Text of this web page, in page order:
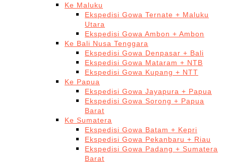
Ke Maluku
Ekspedisi Gowa Ternate + Maluku
Utara
Ekspedisi Gowa Ambon + Ambon
Ke Bali Nusa Tenggara
Ekspedisi Gowa Denpasar + Bali
Ekspedisi Gowa Mataram + NTB
Ekspedisi Gowa Kupang + NTT
Ke Papua
Ekspedisi Gowa Jayapura + Papua
Ekspedisi Gowa Sorong + Papua
Barat
Ke Sumatera
Ekspedisi Gowa Batam + Kepri
Ekspedisi Gowa Pekanbaru + Riau
Ekspedisi Gowa Padang + Sumatera
Barat